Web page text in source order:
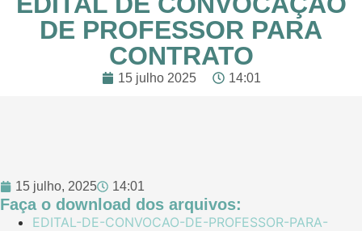
DE PROFESSOR PARA
CONTRATO
15 julho 2025 14:01
15 julho, 2025 14:01
Faça o download dos arquivos:
EDITAL-DE-CONVOCAO-DE-PROFESSOR-PARA-